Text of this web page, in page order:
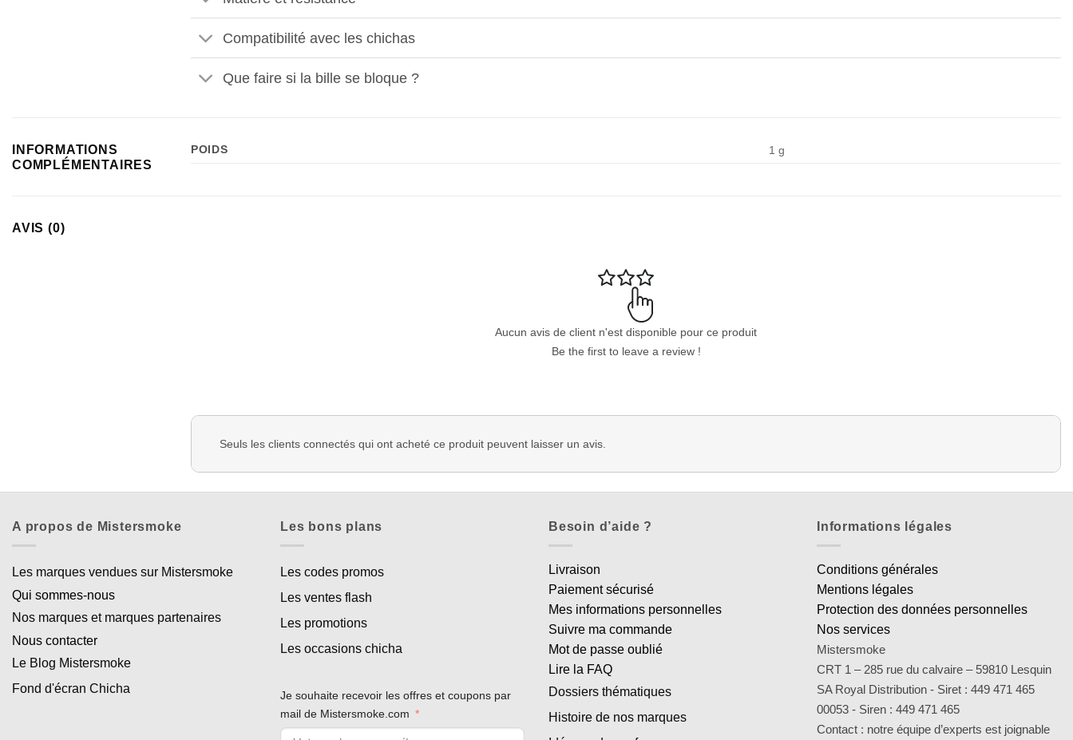
Compatibilité avec les chichas
Que faire si la bille se bloque ?
INFORMATIONS
COMPLÉMENTAIRES
POIDS 1 g
AVIS (0)
Aucun avis de client n'est disponible pour ce produit
Be the first to leave a review !
Seuls les clients connectés qui ont acheté ce produit peuvent laisser un avis.
A propos de Mistersmoke
Les marques vendues sur Mistersmoke
Qui sommes-nous
Nos marques et marques partenaires
Nous contacter
Le Blog Mistersmoke
Fond d'écran Chicha
Les bons plans
Les codes promos
Les ventes flash
Les promotions
Les occasions chicha
Je souhaite recevoir les offres et coupons par
mail de Mistersmoke.com
Besoin d’aide ?
Livraison
Paiement sécurisé
Mes informations personnelles
Suivre ma commande
Mot de passe oublié
Lire la FAQ
Dossiers thématiques
Histoire de nos marques
Informations légales
Conditions générales
Mentions légales
Protection des données personnelles
Nos services
Mistersmoke
CRT 1 – 285 rue du calvaire – 59810 Lesquin
SA Royal Distribution - Siret : 449 471 465
00053 - Siren : 449 471 465
Contact : notre équipe d’experts est joignable